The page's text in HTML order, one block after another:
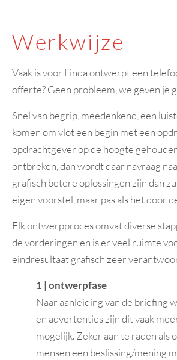
Werkwijze
Vaak is voor Linda ontwerpt een
offerte? Geen probleem, we geven je
Snel van begrip, meedenkend, een
komen om vlot een begin met een
opdrachtgever op de hoogte
ontbreken, dan wordt daar navraag
grafisch betere oplossingen zijn dan
eigen voorstel, maar pas als het door
Elk ontwerpproces omvat diverse
de vorderingen en is er veel ruimte
eindresultaat grafisch zeer
1 | ontwerpfase
Naar aanleiding van de briefing
en advertenties zijn dit vaak
mogelijk. Zeker aan te raden als
mensen een beslissing/mening